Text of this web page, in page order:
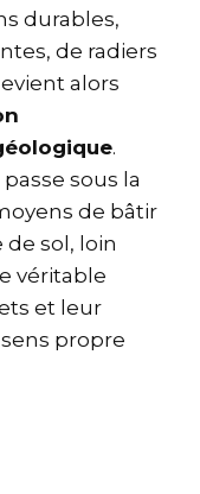
durables,
de radiers
alors
.
sous la
de bâtir
sol, loin
véritable
et leur
propre